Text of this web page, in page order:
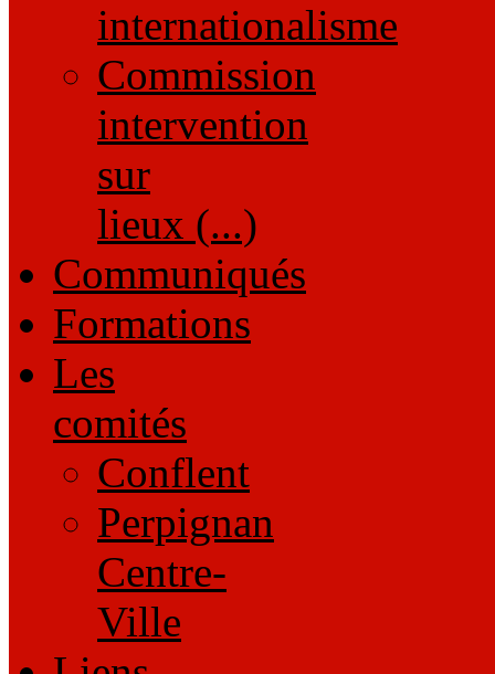
internationalisme
Commission
intervention
sur
lieux (...)
Communiqués
Formations
Les
comités
Conflent
Perpignan
Centre-
Ville